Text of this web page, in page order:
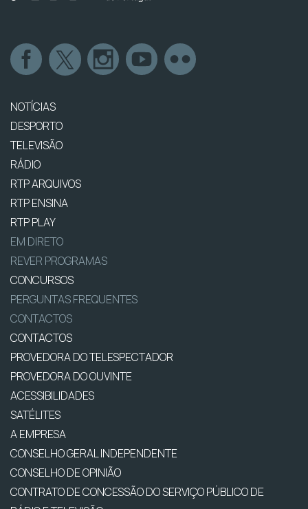
NOTÍCIAS
DESPORTO
TELEVISÃO
RÁDIO
RTP ARQUIVOS
RTP ENSINA
RTP PLAY
EM DIRETO
REVER PROGRAMAS
CONCURSOS
PERGUNTAS FREQUENTES
CONTACTOS
CONTACTOS
PROVEDORA DO TELESPECTADOR
PROVEDORA DO OUVINTE
ACESSIBILIDADES
SATÉLITES
A EMPRESA
CONSELHO GERAL INDEPENDENTE
CONSELHO DE OPINIÃO
CONTRATO DE CONCESSÃO DO SERVIÇO PÚBLICO DE